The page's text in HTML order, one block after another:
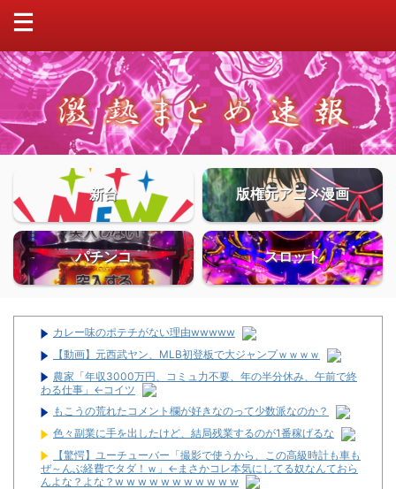
新台 版権元アニメ漫画
パチンコ スロット
カレー味のポテチがない理由wwwww
【動画】元西武ヤン、MLB初登板で大ジャンプｗｗｗｗ
農家「年収3000万円、コミュ力不要、年の半分休み、午前で終
わる仕事」←コイツ
もこうの荒れたコメント欄が好きなのって少数派なのか？
色々副業に手を出したけど、結局残業するのが1番稼げるな
【驚愕】ユーチューバー「撮影で使うから、この高級時計も車も
ぜ～んぶ経費でタダ！ｗ」←まさかコレ本気にしてる奴なんておら
んよな？よな？w w w w w w w w w w w